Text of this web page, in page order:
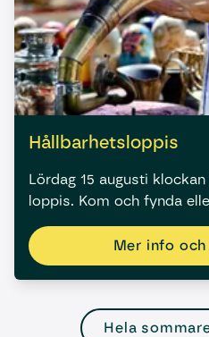
Hållbarhetsloppis
Lördag 15 augusti
loppis. Kom och fynda
Mer info
Hela